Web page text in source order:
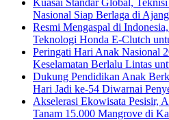
Nasional Siap Berlaga di
Resmi Mengaspal di
Teknologi Honda E-Clutch
Peringati Hari Anak Nasional
Keselamatan Berlalu Lintas
Dukung Pendidikan Anak
Hari Jadi ke-54 Diwarnai
Akselerasi Ekowisata Pesisir,
Tanam 15.000 Mangrove di